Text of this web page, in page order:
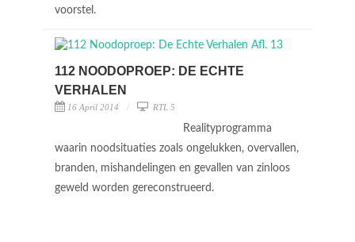
voorstel.
112 NOODOPROEP: DE ECHTE
VERHALEN
16 April 2014 RTL 5
Realityprogramma
waarin noodsituaties zoals ongelukken, overvallen,
branden, mishandelingen en gevallen van zinloos
geweld worden gereconstrueerd.